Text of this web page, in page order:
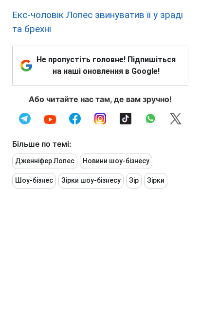
Екс-чоловік Лопес звинуватив її у зраді
та брехні
Не пропустіть головне! Підпишіться
на наші оновлення в Google!
Або читайте нас там, де вам зручно!
Більше по темі:
Дженніфер Лопес Новини шоу-бізнесу
Шоу-бізнес Зірки шоу-бізнесу Зір Зірки